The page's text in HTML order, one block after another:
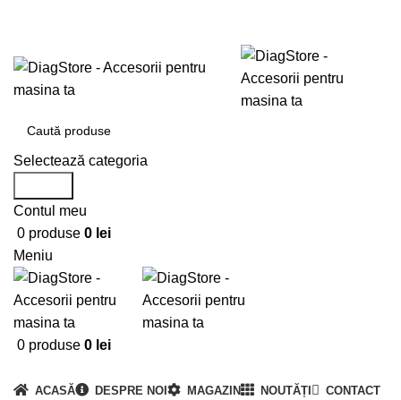
Selectează categoria
Contul meu
0 produse 0 lei
Meniu
0 produse 0 lei
ACASĂ DESPRE NOI MAGAZIN NOUTĂȚI CONTACT